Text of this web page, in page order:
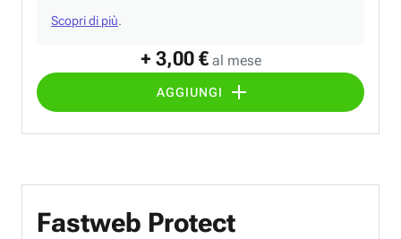
+ 3,00 € al mese
AGGIUNGI
Scopri di più.
Fastweb Protect